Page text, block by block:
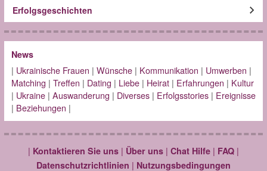
Erfolgsgeschichten
News
| Ukrainische Frauen | Wünsche| Kommunikation | Umwerben |
Matching | Treffen | Dating | Liebe| Heirat| Erfahrungen | Kultur
| Ukraine| Auswanderung | Diverses| Erfolgsstories| Ereignisse
| Beziehungen |
| Kontaktieren Sie uns | Über uns | Chat Hilfe | FAQ |
Datenschutzrichtlinien | Nutzungsbedingungen